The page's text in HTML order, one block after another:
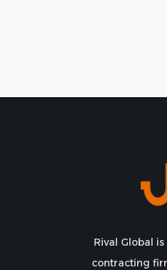
Rival Global
contracting